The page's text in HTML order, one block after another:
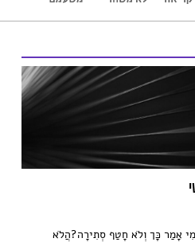
אָמַר כָּך וְלֹא חָטַף סְתִירָה?הֲלֹא